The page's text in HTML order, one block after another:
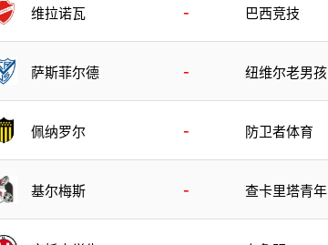
维拉诺瓦 - 巴西竞技
萨斯菲尔德 - 纽维尔老男孩
佩纳罗尔 - 防卫者体育
基尔梅斯 - 查卡里塔青年